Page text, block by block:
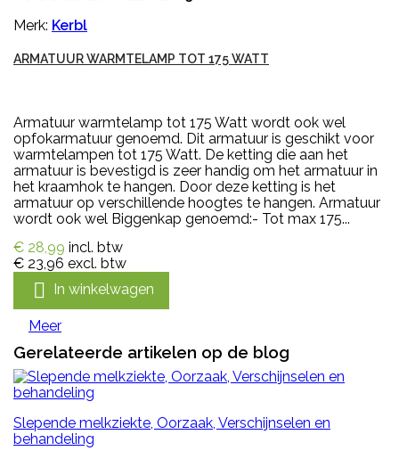
Merk: Kerbl
ARMATUUR WARMTELAMP TOT 175 WATT
Armatuur warmtelamp tot 175 Watt wordt ook wel
opfokarmatuur genoemd. Dit armatuur is geschikt voor
warmtelampen tot 175 Watt. De ketting die aan het
armatuur is bevestigd is zeer handig om het armatuur in
het kraamhok te hangen. Door deze ketting is het
armatuur op verschillende hoogtes te hangen. Armatuur
wordt ook wel Biggenkap genoemd:- Tot max 175...
€ 28,99 incl. btw
€ 23,96 excl. btw
 In winkelwagen
Meer
Gerelateerde artikelen op de blog
Slepende melkziekte, Oorzaak, Verschijnselen en
behandeling